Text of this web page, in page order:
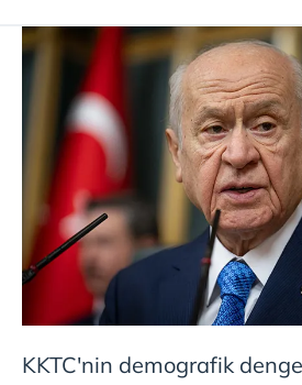
KKTC'nin demografik